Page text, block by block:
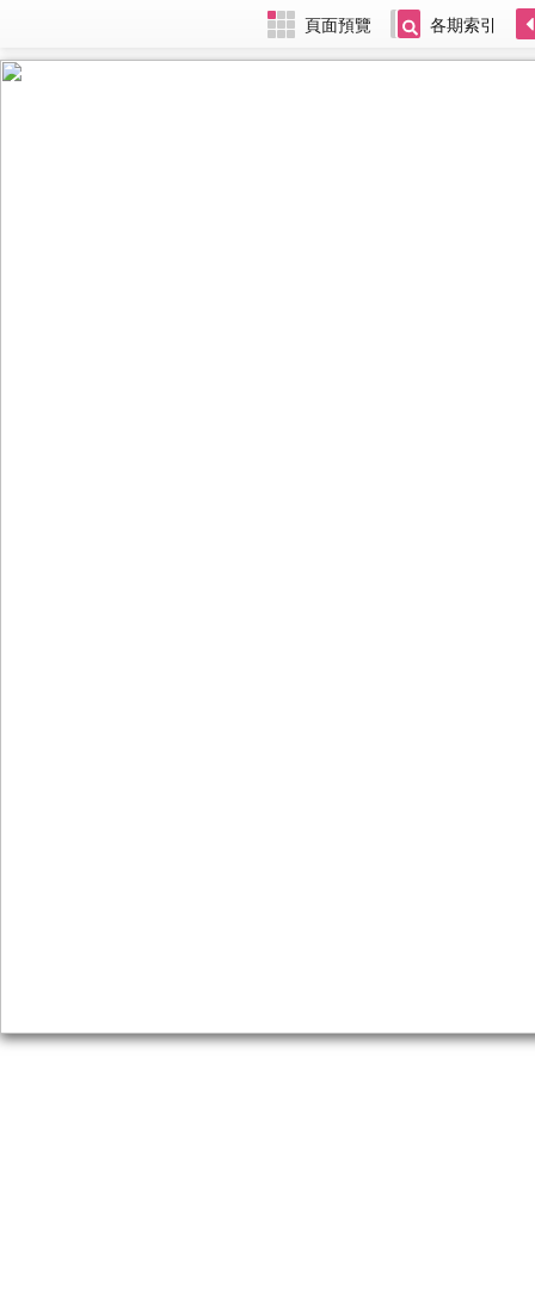
頁面預覽 各期索引